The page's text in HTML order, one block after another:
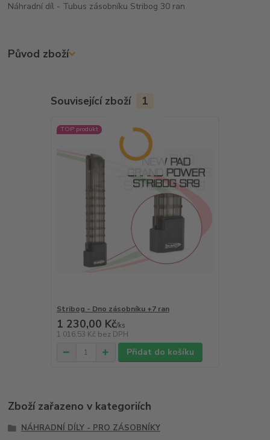
Náhradní díl - Tubus zásobníku Stribog 30 ran
Původ zboží
Související zboží 1
TOP produkt
Stribog - Dno zásobníku +7 ran
1 230,00 Kč/ks
1 016,53 Kč bez DPH
Přidat do košíku
Zboží zařazeno v kategoriích
NÁHRADNÍ DÍLY - PRO ZÁSOBNÍKY